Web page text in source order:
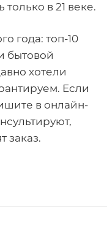
в 21 веке.
года: топ-10
бытовой
хотели
Если
в онлайн-
заказ.